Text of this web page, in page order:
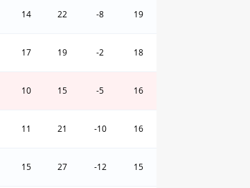
14 22 -8 19
17 19 -2 18
10 15 -5 16
11 21 -10 16
15 27 -12 15